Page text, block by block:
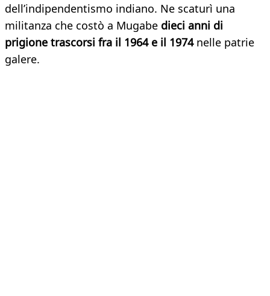
dell’indipendentismo indiano. Ne scaturì una
militanza che costò a Mugabe dieci anni di
prigione trascorsi fra il 1964 e il 1974 nelle patrie
galere.